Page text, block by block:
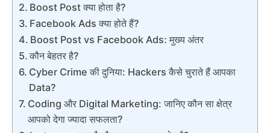
Boost Post क्या होता है?
Facebook Ads क्या होते हैं?
Boost Post vs Facebook Ads: मुख्य अंतर
कौन बेहतर है?
Cyber Crime की दुनिया: Hackers कैसे चुराते हैं आपका
Data?
Coding और Digital Marketing: जानिए कौन सा क्षेत्र
आपको देगा ज्यादा सफलता?